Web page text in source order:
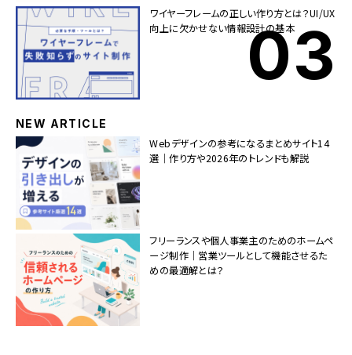
ワイヤーフレームの正しい作り方とは？UI/UX
向上に欠かせない情報設計の基本
NEW ARTICLE
Webデザインの参考になるまとめサイト14
選｜作り方や2026年のトレンドも解説
フリーランスや個人事業主のためのホームペ
ージ制作｜営業ツールとして機能させるた
めの最適解とは？